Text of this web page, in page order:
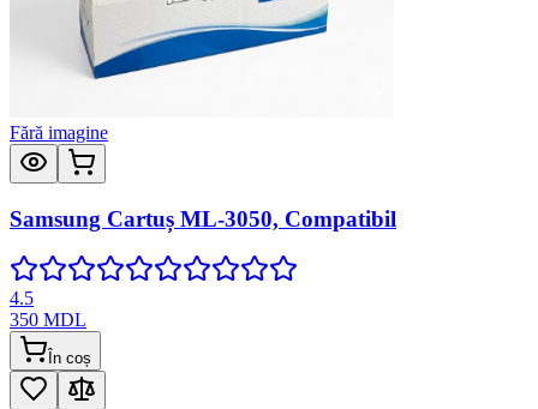
Fără imagine
Samsung Cartuș ML-3050, Compatibil
4.5
350 MDL
În coș